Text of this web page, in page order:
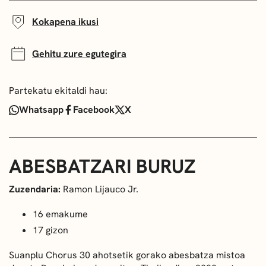
Kokapena ikusi
Gehitu zure egutegira
Partekatu ekitaldi hau:
Whatsapp
Facebook X
ABESBATZARI BURUZ
Zuzendaria: Ramon Lijauco Jr.
16 emakume
17 gizon
Suanplu Chorus 30 ahotsetik gorako abesbatza mistoa